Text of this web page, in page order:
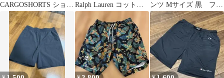
CARGOSHORTS ショー
トパンツ フリークスス
トア
Ralph Lauren コットン
生地 ショートパンツ
ンツ Mサイズ 黒 ファ
ミリーマート